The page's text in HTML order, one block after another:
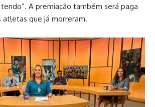
A premiação também será paga
atletas que já morreram.